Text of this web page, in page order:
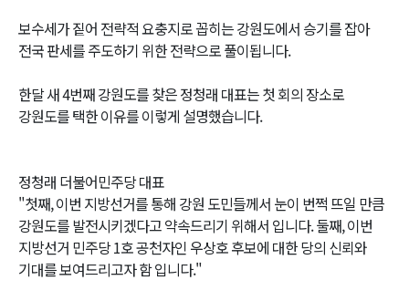
보수세가 짙어 전략적 요충지로 꼽히는 강원도에서 승기를 잡아
전국 판세를 주도하기 위한 전략으로 풀이됩니다.
한달 새 4번째 강원도를 찾은 정청래 대표는 첫 회의 장소로
강원도를 택한 이유를 이렇게 설명했습니다.
정청래 더불어민주당 대표
"첫째, 이번 지방선거를 통해 강원 도민들께서 눈이 번쩍 뜨일 만큼
강원도를 발전시키겠다고 약속드리기 위해서 입니다. 둘째, 이번
지방선거 민주당 1호 공천자인 우상호 후보에 대한 당의 신뢰와
기대를 보여드리고자 함 입니다."